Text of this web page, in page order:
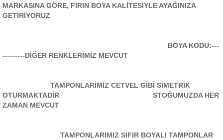
MARKASINA GÖRE, FIRIN BOYA KALİTESİYLE AYAĞINIZA
GETİRİYORUZ
BOYA KODU:---
---------DİĞER RENKLERİMİZ MEVCUT
TAMPONLARİMİZ CETVEL GİBİ SİMETRİK
OTURMAKTADİR STOĞUMUZDA HER
ZAMAN MEVCUT
TAMPONLARIMIZ SIFIR BOYALI TAMPONLAR